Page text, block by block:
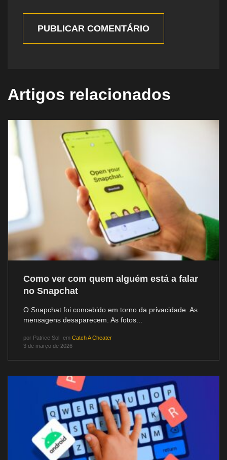
PUBLICAR COMENTÁRIO
Artigos relacionados
Como ver com quem alguém está a falar
no Snapchat
O Snapchat foi concebido em torno da privacidade. As
mensagens desaparecem. As fotos...
por Patrice Sol em Catch A Cheater
3 de março de 2026